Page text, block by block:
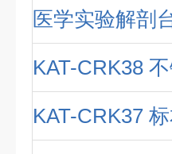
医学实验解剖
KAT-CRK38
KAT-CRK37